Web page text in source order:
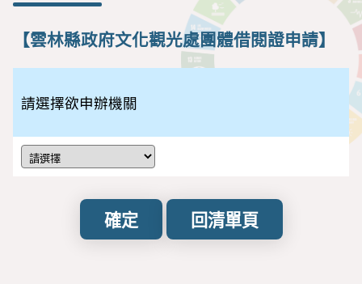
【雲林縣政府文化觀光處團體借閱證申請】
請選擇欲申辦機關
確定 回清單頁